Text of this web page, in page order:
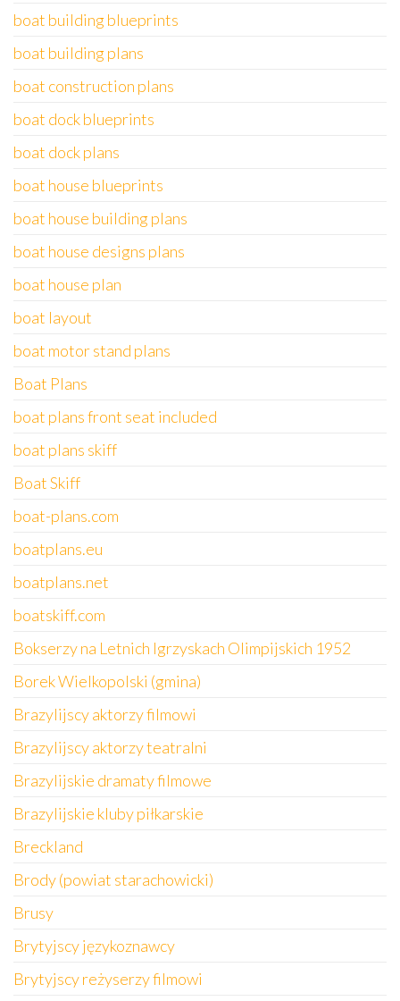
boat building blueprints
boat building plans
boat construction plans
boat dock blueprints
boat dock plans
boat house blueprints
boat house building plans
boat house designs plans
boat house plan
boat layout
boat motor stand plans
Boat Plans
boat plans front seat included
boat plans skiff
Boat Skiff
boat-plans.com
boatplans.eu
boatplans.net
boatskiff.com
Bokserzy na Letnich Igrzyskach Olimpijskich 1952
Borek Wielkopolski (gmina)
Brazylijscy aktorzy filmowi
Brazylijscy aktorzy teatralni
Brazylijskie dramaty filmowe
Brazylijskie kluby piłkarskie
Breckland
Brody (powiat starachowicki)
Brusy
Brytyjscy językoznawcy
Brytyjscy reżyserzy filmowi